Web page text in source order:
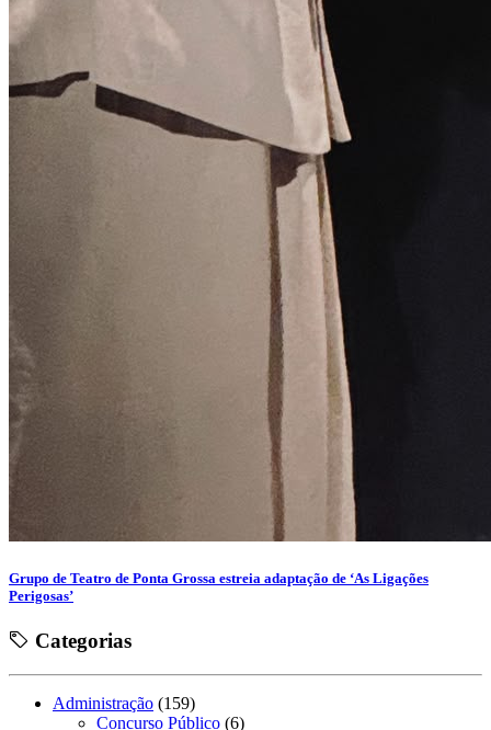
Grupo de Teatro de Ponta Grossa estreia adaptação de ‘As Ligações
Perigosas’
Categorias
Administração (159)
Concurso Público (6)